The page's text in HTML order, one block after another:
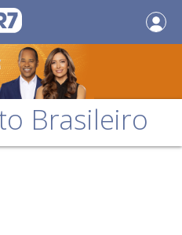
Brasileiro